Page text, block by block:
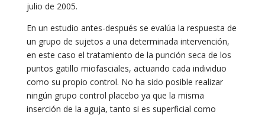
julio de 2005.
En un estudio antes-después se evalúa la respuesta de
un grupo de sujetos a una determinada intervención,
en este caso el tratamiento de la punción seca de los
puntos gatillo miofasciales, actuando cada individuo
como su propio control. No ha sido posible realizar
ningún grupo control placebo ya que la misma
inserción de la aguja, tanto si es superficial como